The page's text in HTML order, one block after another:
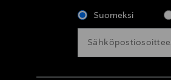
Suomeksi